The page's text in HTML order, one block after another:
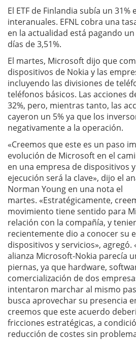
El ETF de Finlandia subía un 31%
interanuales. EFNL cobra una
en la actualidad está pagando
días de 3,51%.
El martes, Microsoft dijo que
dispositivos de Nokia y las
incluyendo las divisiones de
teléfonos básicos. Las acciones
32%, pero, mientras tanto, las
cayeron un 5% ya que los
negativamente a la operación.
«Creemos que este es un paso
evolución de Microsoft en el
en una empresa de dispositivos
ejecución será la clave», dijo el
Norman Young en una nota el
martes. «Estratégicamente,
movimiento tiene sentido para
relación con la compañía, y
recientemente dio a conocer su
dispositivos y servicios»,
alianza Microsoft-Nokia parecía
piernas, ya que hardware,
comercialización de dos
intentaron marchar al mismo
busca aprovechar su presencia
creemos que este acuerdo
fricciones estratégicas, a
reducción de costes sin